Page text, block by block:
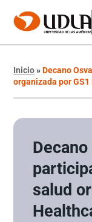
Inicio»Decano
organizada por
salud